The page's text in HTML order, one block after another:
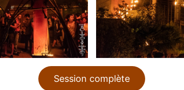
Session complète